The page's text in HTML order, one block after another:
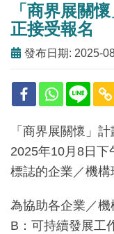
「商界展關
正接受報名
發布日期: 2025-
「商界展關懷」
2025年10月8日下
標誌的企業／機構
為協助各企業／
B：可持續發展工